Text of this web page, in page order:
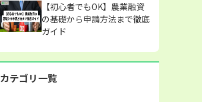
【初心者でもOK】農業融資
の基礎から申請方法まで徹底
ガイド
カテゴリ一覧